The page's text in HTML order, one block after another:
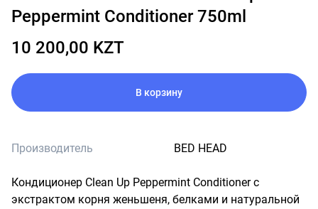
Peppermint Conditioner 750ml
10 200,00 KZT
В корзину
Производитель BED HEAD
Кондиционер Clean Up Peppermint Conditioner с
экстрактом корня женьшеня, белками и натуральной